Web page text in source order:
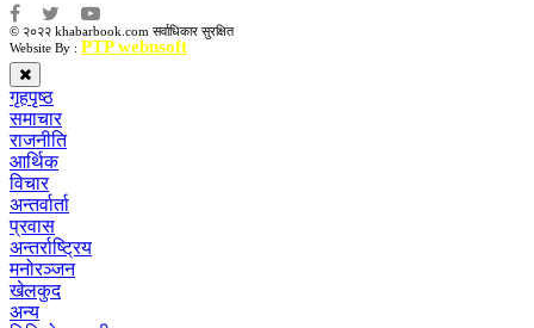
© २०२२ khabarbook.com सर्वाधिकार सुरक्षित
Website By : PTP webnsoft
गृहपृष्ठ
समाचार
राजनीति
आर्थिक
विचार
अन्तर्वार्ता
प्रवास
अन्तर्राष्ट्रिय
मनोरञ्जन
खेलकुद
अन्य